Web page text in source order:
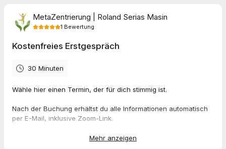
MetaZentrierung | Roland Serias Masin
1 Bewertung
Kostenfreies Erstgespräch
30 Minuten
Wähle hier einen Termin, der für dich stimmig ist.
Nach der Buchung erhältst du alle Informationen automatisch
per E-Mail, inklusive Zoom-Link.
sind nach Absprache möglich.Mehr anzeigen